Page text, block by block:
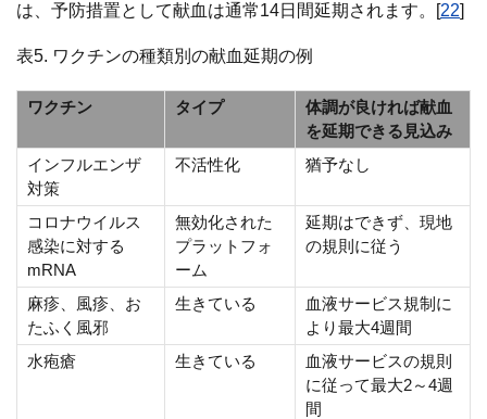
は、予防措置として献血は通常14日間延期されます。[22]
表5. ワクチンの種類別の献血延期の例
ワクチン タイプ
体調が良ければ献血
を延期できる見込み
インフルエンザ
対策
不活性化 猶予なし
コロナウイルス
感染に対する
mRNA
無効化された
プラットフォ
ーム
延期はできず、現地
の規則に従う
麻疹、風疹、お
たふく風邪
生きている
血液サービス規制に
より最大4週間
水疱瘡
生きている
血液サービスの規則
に従って最大2～4週
間